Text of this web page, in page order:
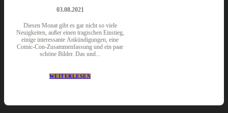
03.08.2021
Diesen Monat gibt es gar nicht so viele
Neuigkeiten, außer einen tragischen Einstieg,
einige interessante Ankündigungen, eine
Comic-Con-Zusammenfassung und ein paar
schöne Bilder. Das und...
WEITERLESEN